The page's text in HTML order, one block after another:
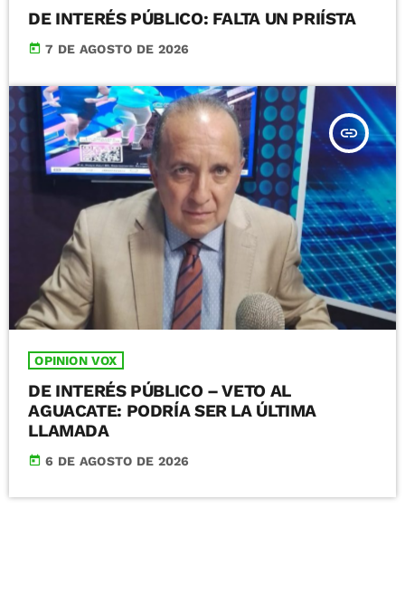
DE INTERÉS PÚBLICO: FALTA UN PRIÍSTA
today 7 DE AGOSTO DE 2026
insert_link
OPINION VOX
DE INTERÉS PÚBLICO – VETO AL
AGUACATE: PODRÍA SER LA ÚLTIMA
LLAMADA
today 6 DE AGOSTO DE 2026